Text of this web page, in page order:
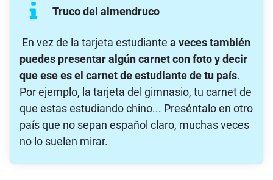
Truco del almendruco
En vez de la tarjeta estudiante a veces también
puedes presentar algún carnet con foto y decir
que ese es el carnet de estudiante de tu país.
Por ejemplo, la tarjeta del gimnasio, tu carnet de
que estas estudiando chino... Preséntalo en otro
país que no sepan español claro, muchas veces
no lo suelen mirar.